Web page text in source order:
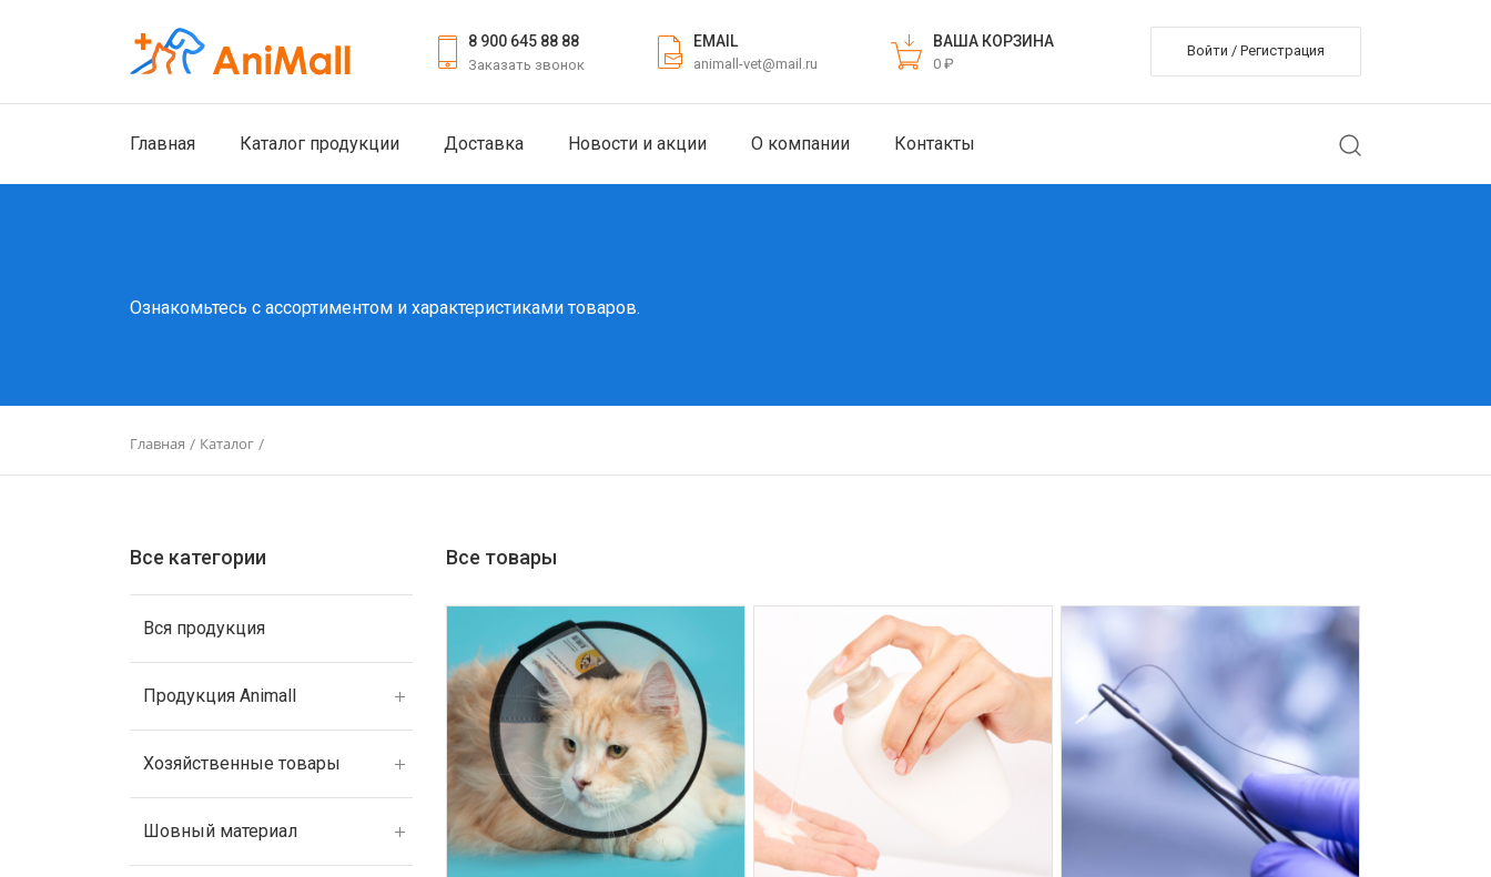
8 900 645 88 88
Заказать звонок
EMAIL
animall-vet@mail.ru
ВАША КОРЗИНА
0 ₽
Войти / Регистрация
Главная Каталог продукции Доставка Новости и акции О компании Контакты
Ознакомьтесь с ассортиментом и характеристиками товаров.
Главная / Каталог /
Все категории
Вся продукция
Продукция Animall
Хозяйственные товары
Шовный материал
Все товары